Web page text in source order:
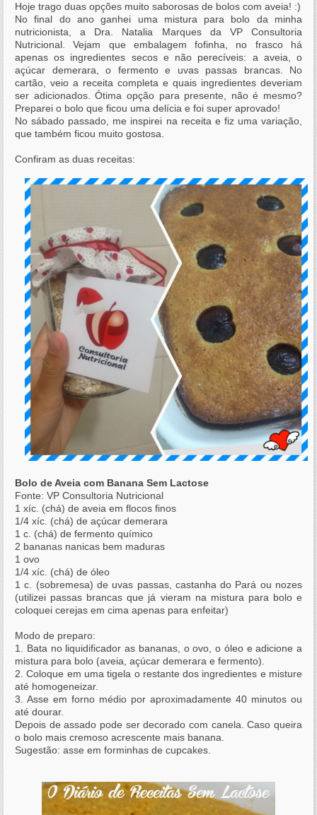
Hoje trago duas opções muito saborosas de bolos com aveia! :)
No final do ano ganhei uma mistura para bolo da minha
nutricionista, a Dra. Natalia Marques da VP Consultoria
Nutricional. Vejam que embalagem fofinha, no frasco há
apenas os ingredientes secos e não perecíveis: a aveia, o
açúcar demerara, o fermento e uvas passas brancas. No
cartão, veio a receita completa e quais ingredientes deveriam
ser adicionados. Ótima opção para presente, não é mesmo?
Preparei o bolo que ficou uma delícia e foi super aprovado!
No sábado passado, me inspirei na receita e fiz uma variação,
que também ficou muito gostosa.
Confiram as duas receitas:
Bolo de Aveia com Banana Sem Lactose
Fonte: VP Consultoria Nutricional
1 xíc. (chá) de aveia em flocos finos
1/4 xíc. (chá) de açúcar demerara
1 c. (chá) de fermento químico
2 bananas nanicas bem maduras
1 ovo
1/4 xíc. (chá) de óleo
1 c. (sobremesa) de uvas passas, castanha do Pará ou nozes
(utilizei passas brancas que já vieram na mistura para bolo e
coloquei cerejas em cima apenas para enfeitar)
Modo de preparo:
1. Bata no liquidificador as bananas, o ovo, o óleo e adicione a
mistura para bolo (aveia, açúcar demerara e fermento).
2. Coloque em uma tigela o restante dos ingredientes e misture
até homogeneizar.
3. Asse em forno médio por aproximadamente 40 minutos ou
até dourar.
Depois de assado pode ser decorado com canela. Caso queira
o bolo mais cremoso acrescente mais banana.
Sugestão: asse em forminhas de cupcakes.